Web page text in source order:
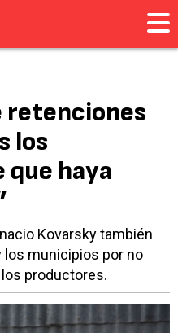
retenciones
los
que haya
Kovarsky también
los municipios por no
productores.